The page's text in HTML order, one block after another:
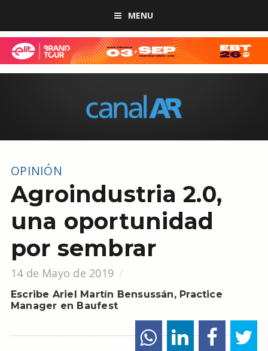
MENU
OPINIÓN
Agroindustria 2.0,
una oportunidad
por sembrar
14 de Mayo de 2019
Escribe Ariel Martín Bensussán, Practice
Manager en Baufest